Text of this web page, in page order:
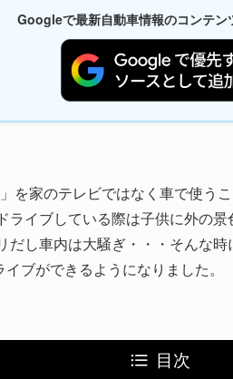
Googleで最新自動車情報のコンテン
を家のテレビではなく車で使う
ライブしている際は子供に外の
だし車内は大騒ぎ・・・そんな
ブができるようになりました。
目次